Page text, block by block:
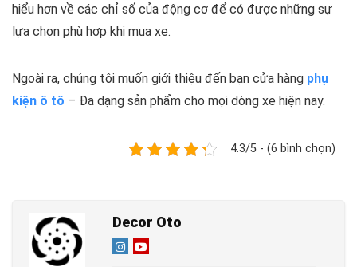
hiểu hơn về các chỉ số của động cơ để có được những sự
lựa chọn phù hợp khi mua xe.
Ngoài ra, chúng tôi muốn giới thiệu đến bạn cửa hàng phụ
kiện ô tô – Đa dạng sản phẩm cho mọi dòng xe hiện nay.
4.3/5 - (6 bình chọn)
Decor Oto